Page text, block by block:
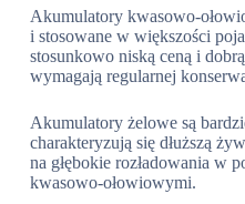
Akumulatory kwasowo-
i stosowane w większości
stosunkowo niską ceną i
wymagają regularnej
Akumulatory żelowe są
charakteryzują się dłuższą
na głębokie rozładowania w
kwasowo-ołowiowymi.